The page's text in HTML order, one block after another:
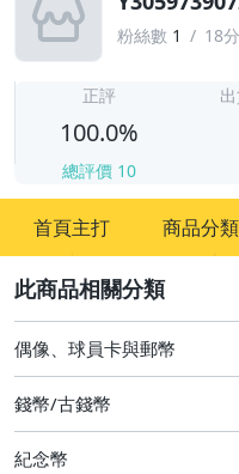
粉絲數 1 18
正評
100.0%
總評價 10
首頁主打 商品分類
圖書/影音/文具
手機、配件與通訊
偶像、球員卡與郵幣
錢幣/古錢幣
紀念幣